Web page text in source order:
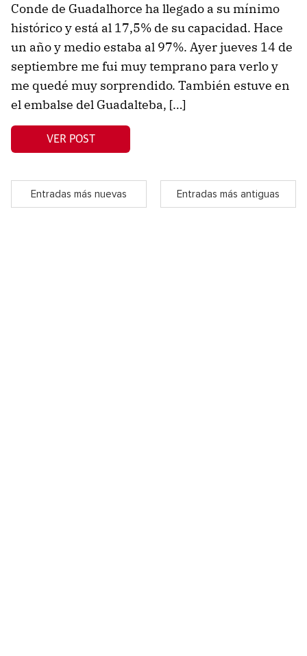
Conde de Guadalhorce ha llegado a su mínimo
histórico y está al 17,5% de su capacidad. Hace
un año y medio estaba al 97%. Ayer jueves 14 de
septiembre me fui muy temprano para verlo y
me quedé muy sorprendido. También estuve en
el embalse del Guadalteba, […]
VER POST
Entradas más nuevas Entradas más antiguas